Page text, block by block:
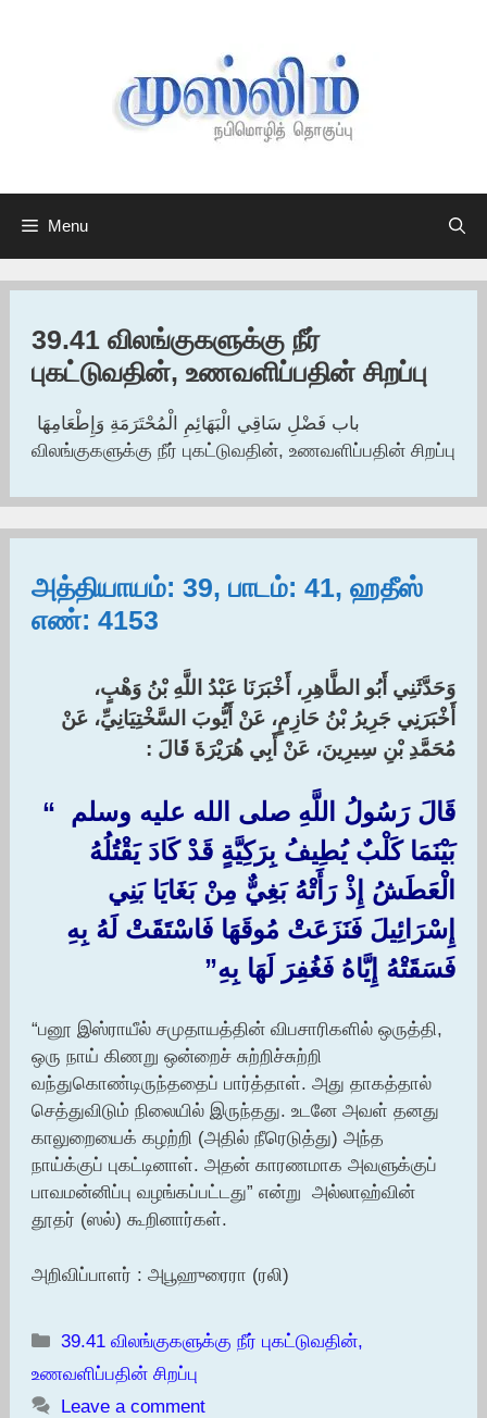
Menu
39.41 விலங்குகளுக்கு நீர்
புகட்டுவதின், உணவளிப்பதின் சிறப்பு
باب فَضْلِ سَاقِي الْبَهَائِمِ الْمُحْتَرَمَةِ وَإِطْعَامِهَا ‏‏
விலங்குகளுக்கு நீர் புகட்டுவதின், உணவளிப்பதின் சிறப்பு
அத்தியாயம்: 39, பாடம்: 41, ஹதீஸ்
எண்: 4153
وَحَدَّثَنِي أَبُو الطَّاهِرِ، أَخْبَرَنَا عَبْدُ اللَّهِ بْنُ وَهْبٍ،
أَخْبَرَنِي جَرِيرُ بْنُ حَازِمٍ، عَنْ أَيُّوبَ السَّخْتِيَانِيِّ، عَنْ
مُحَمَّدِ بْنِ سِيرِينَ، عَنْ أَبِي هُرَيْرَةَ قَالَ :‏
قَالَ رَسُولُ اللَّهِ صلى الله عليه وسلم ‏ “‏
بَيْنَمَا كَلْبٌ يُطِيفُ بِرَكِيَّةٍ قَدْ كَادَ يَقْتُلُهُ
الْعَطَشُ إِذْ رَأَتْهُ بَغِيٌّ مِنْ بَغَايَا بَنِي
إِسْرَائِيلَ فَنَزَعَتْ مُوقَهَا فَاسْتَقَتْ لَهُ بِهِ
فَسَقَتْهُ إِيَّاهُ فَغُفِرَ لَهَا بِهِ” ‏
“பனூ இஸ்ராயீல் சமுதாயத்தின் விபசாரிகளில் ஒருத்தி,
ஒரு நாய் கிணறு ஒன்றைச் சுற்றிச்சுற்றி
வந்துகொண்டிருந்ததைப் பார்த்தாள். அது தாகத்தால்
செத்துவிடும் நிலையில் இருந்தது. உடனே அவள் தனது
காலுறையைக் கழற்றி (அதில் நீரெடுத்து) அந்த
நாய்க்குப் புகட்டினாள். அதன் காரணமாக அவளுக்குப்
பாவமன்னிப்பு வழங்கப்பட்டது” என்று அல்லாஹ்வின்
தூதர் (ஸல்) கூறினார்கள்.
அறிவிப்பாளர் : அபூஹுரைரா (ரலி)
Categories
39.41 விலங்குகளுக்கு நீர் புகட்டுவதின்,
உணவளிப்பதின் சிறப்பு
Leave a comment